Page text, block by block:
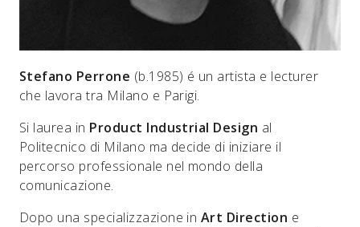
Stefano Perrone (b.1985) é un artista e lecturer
che lavora tra Milano e Parigi.
Si laurea in Product Industrial Design al
Politecnico di Milano ma decide di iniziare il
percorso professionale nel mondo della
comunicazione.
Dopo una specializzazione in Art Direction e